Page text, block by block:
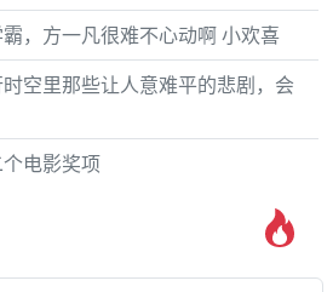
，方一凡很难不心动啊 小欢喜
空里那些让人意难平的悲剧，会
电影奖项